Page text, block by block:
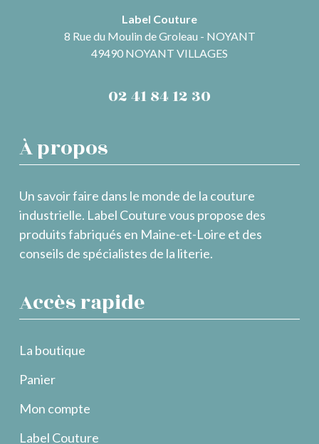
Label Couture
8 Rue du Moulin de Groleau - NOYANT
49490 NOYANT VILLAGES
02 41 84 12 30
À propos
Un savoir faire dans le monde de la couture
industrielle. Label Couture vous propose des
produits fabriqués en Maine-et-Loire et des
conseils de spécialistes de la literie.
Accès rapide
La boutique
Panier
Mon compte
Label Couture